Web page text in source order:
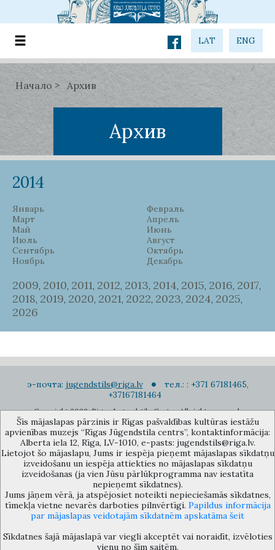
LAT ENG
Начало Архив
Архив
2014
Январь
Февраль
Март
Апрель
Май
Июнь
Июль
Август
Сентябрь
Октябрь
Ноябрь
Декабрь
2009, 2010, 2011, 2012, 2013, 2014, 2015, 2016, 2017,
2018, 2019, 2020, 2021, 2022, 2023, 2024, 2025,
2026
э-почта: jugendstils@riga.lv
тел.: : +371 67181465,
+37167181464
Copyright 2022. Rigas Jugendstila Centrs. All right reserved.
Подписаться на новости
Музей объединения культурных учереждений Рижского
самоуправления «Рижский центр югендстиля», улица Альберта 12,
Рига, LV 1010, Латвия (дверной код: 12), jugendstils@riga.lv
Šīs mājaslapas pārzinis ir Rīgas pašvaldības kultūras iestāžu
apvienības muzejs “Rīgas Jūgendstila centrs”, kontaktinformācija:
Alberta iela 12, Rīga, LV-1010, e-pasts: jugendstils@riga.lv.
Lietojot šo mājaslapu, Jums ir iespēja pieņemt mājaslapas sīkdatņu
izveidošanu un iespēja attiekties no mājaslapas sīkdatņu
izveidošanas (ja vien Jūsu pārlūkprogramma nav iestatīta
nepieņemt sīkdatnes).
Jums jāņem vērā, ja atspējosiet noteikti nepieciešamās sīkdatnes,
tīmekļa vietne nevarēs darboties pilnvērtīgi. Papildus informācija
par mājaslapas veidotajām sīkdatnēm apskatāma šeit
Sīkdatnes šajā mājaslapā var viegli akceptēt vai noraidīt, izvēloties
vienu no šīm saitēm.